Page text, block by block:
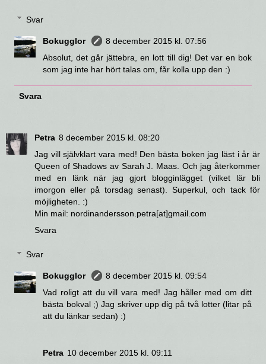
Svar
Bokugglor
8 december 2015 kl. 07:56
Absolut, det går jättebra, en lott till dig! Det var en bok
som jag inte har hört talas om, får kolla upp den :)
Svara
Petra 8 december 2015 kl. 08:20
Jag vill självklart vara med! Den bästa boken jag läst i år är
Queen of Shadows av Sarah J. Maas. Och jag återkommer
med en länk när jag gjort blogginlägget (vilket lär bli
imorgon eller på torsdag senast). Superkul, och tack för
möjligheten. :)
Min mail: nordinandersson.petra[at]gmail.com
Svara
Svar
Bokugglor
8 december 2015 kl. 09:54
Vad roligt att du vill vara med! Jag håller med om ditt
bästa bokval ;) Jag skriver upp dig på två lotter (litar på
att du länkar sedan) :)
Petra 10 december 2015 kl. 09:11